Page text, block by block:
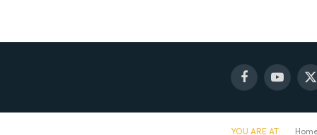
FacebookYouTube
X
YOU ARE AT: